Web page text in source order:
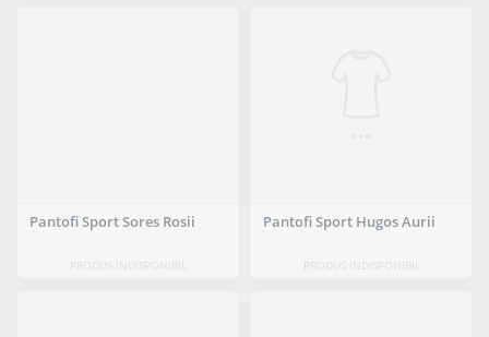
Pantofi Sport Sores Rosii
PRODUS INDISPONIBIL
Pantofi Sport Hugos Aurii
PRODUS INDISPONIBIL